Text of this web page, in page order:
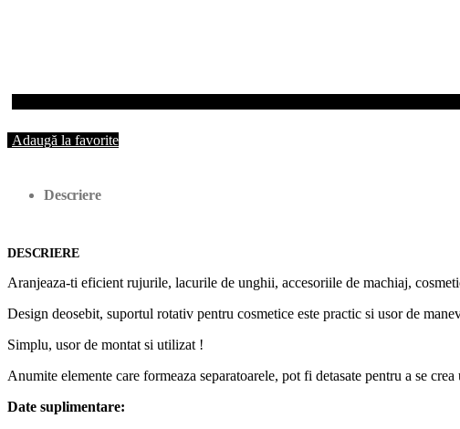
Adaugă la favorite
Descriere
DESCRIERE
Aranjeaza-ti eficient rujurile, lacurile de unghii, accesoriile de machiaj,
Design deosebit, suportul rotativ pentru cosmetice este practic si usor de
Simplu, usor de montat si utilizat !
Anumite elemente care formeaza separatoarele, pot fi detasate pentru a se
Date suplimentare: